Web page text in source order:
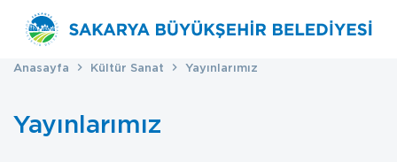
Anasayfa Kültür Sanat Yayınlarımız
Yayınlarımız